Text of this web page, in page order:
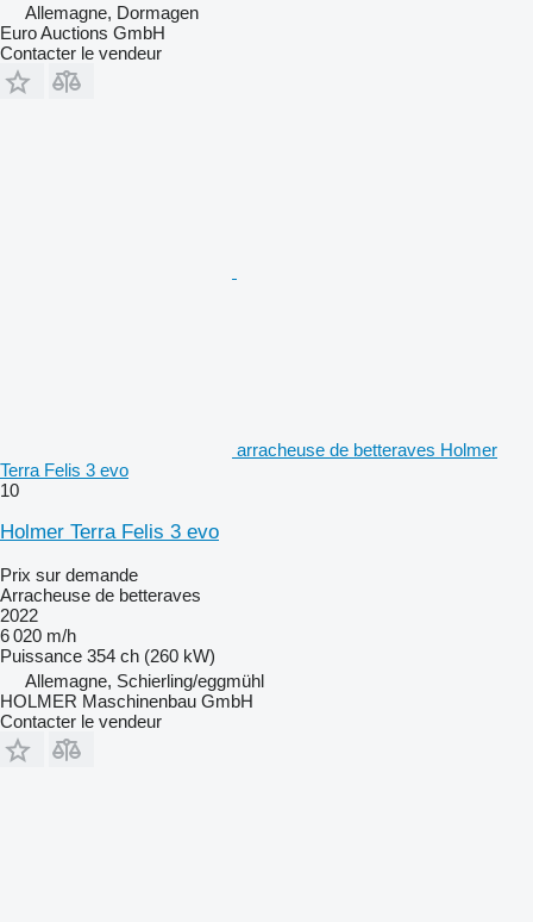
Allemagne, Dormagen
Euro Auctions GmbH
Contacter le vendeur
arracheuse de betteraves Holmer
Terra Felis 3 evo
10
Holmer Terra Felis 3 evo
Prix sur demande
Arracheuse de betteraves
2022
6 020 m/h
Puissance 354 ch (260 kW)
Allemagne, Schierling/eggmühl
HOLMER Maschinenbau GmbH
Contacter le vendeur